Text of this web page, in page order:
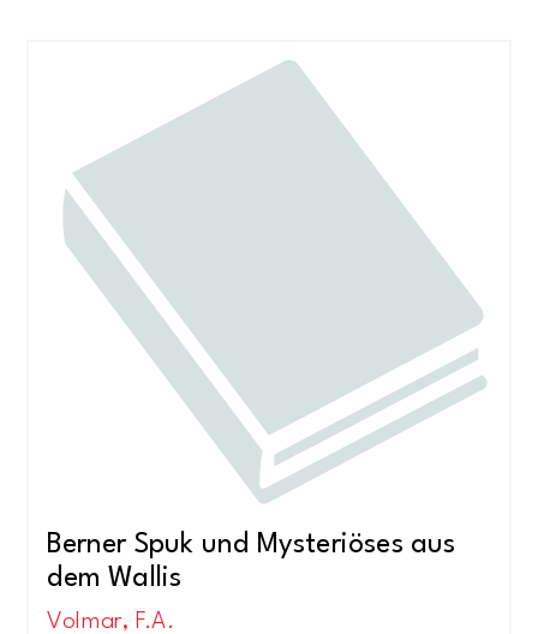
Berner Spuk und Mysteriöses aus
dem Wallis
Volmar, F.A.